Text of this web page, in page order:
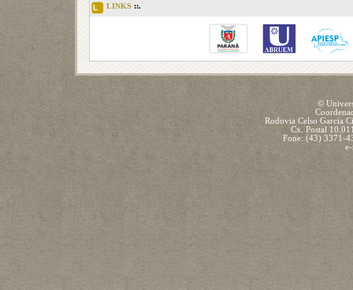
L LINKS ::.
©
Rodovia Celso Garcia
Cx. Postal
Fone: (43) 3371-